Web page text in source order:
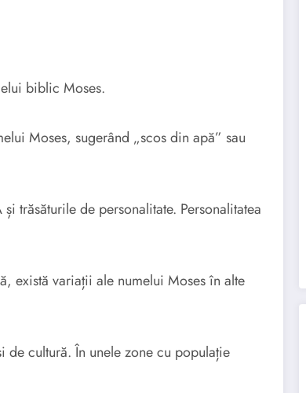
biblic Moses.
Moses, sugerând „scos din apă” sau
trăsăturile de personalitate. Personalitatea
există variații ale numelui Moses în alte
de cultură. În unele zone cu populație